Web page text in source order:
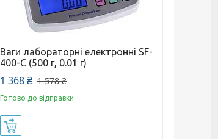
Ваги лабораторні електронні SF-
400-C (500 г, 0.01 г)
1 368 ₴ 1 578 ₴
Готово до відправки